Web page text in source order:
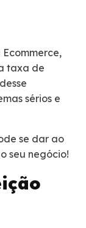
taxa de
sérios e
se dar ao
seu negócio!